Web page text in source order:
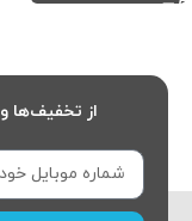
از تخفیف‌ها